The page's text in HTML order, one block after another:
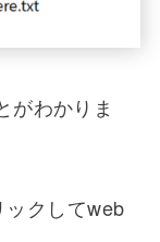
がわかりま
クしてweb